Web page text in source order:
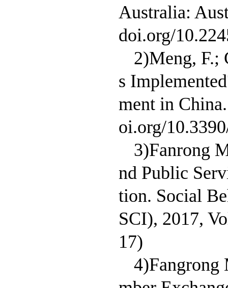
Australia:
doi.org/
2)Meng, F.;
s
ment in
oi.org/
3)Fanrong
nd Public
tion. Social
SCI), 2017,
17)
4)Fangrong